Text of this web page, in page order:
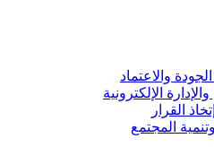
والاعتماد
الإلكترونية
القرار
المجتمع